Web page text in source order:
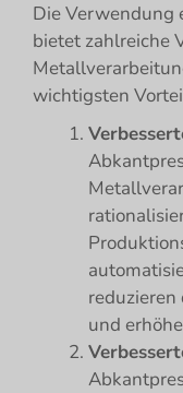
Die Verwendung
bietet zahlreiche
wichtigsten
und